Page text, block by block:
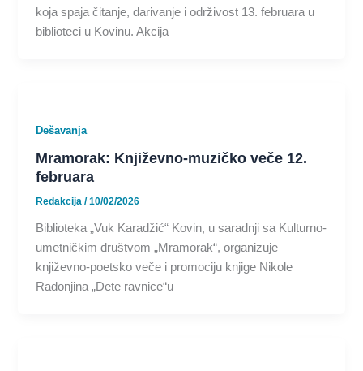
koja spaja čitanje, darivanje i održivost 13. februara u
biblioteci u Kovinu. Akcija
Dešavanja
Mramorak: Književno-muzičko veče 12.
februara
Redakcija/10/02/2026
Biblioteka „Vuk Karadžić“ Kovin, u saradnji sa Kulturno-
umetničkim društvom „Mramorak“, organizuje
književno-poetsko veče i promociju knjige Nikole
Radonjina „Dete ravnice“u